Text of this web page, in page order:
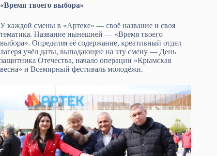
«Время твоего выбора»
У каждой смены в «Артеке» — своё название и своя
тематика. Название нынешней — «Время твоего
выбора». Определяя её содержание, креативный отдел
лагеря учёл даты, выпадающие на эту смену — День
защитника Отечества, начало операции «Крымская
весна» и Всемирный фестиваль молодёжи.